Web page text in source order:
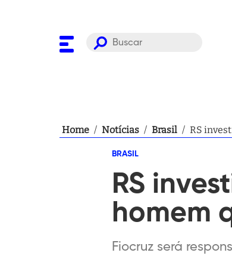
Home / Notícias / Brasil / RS
BRASIL
RS
homem
Fiocruz será